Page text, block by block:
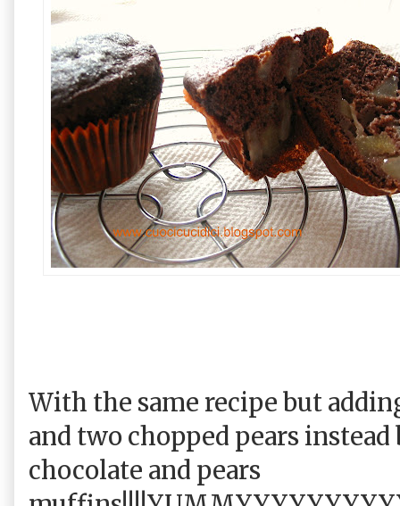
With the same recipe but
and two chopped pears instead
chocolate and pears